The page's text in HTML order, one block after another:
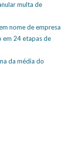
multa de
nome de empresa
em 24 etapas de
da média do